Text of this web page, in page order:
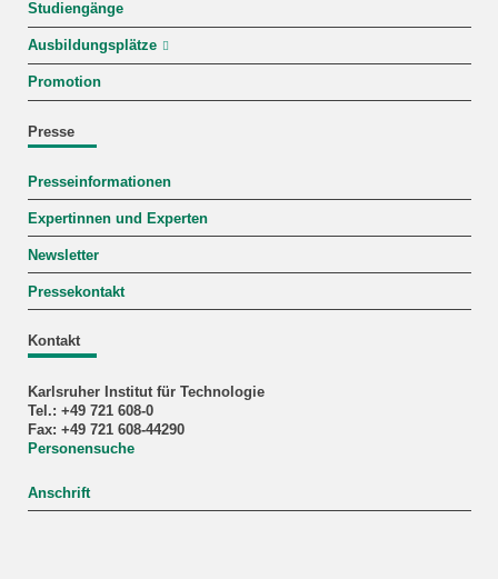
Studiengänge
Ausbildungsplätze
Promotion
Presse
Presseinformationen
Expertinnen und Experten
Newsletter
Pressekontakt
Kontakt
Karlsruher Institut für Technologie
Tel.: +49 721 608-0
Fax: +49 721 608-44290
Personensuche
Anschrift